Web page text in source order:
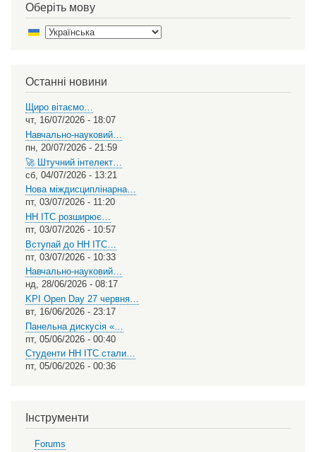
Оберіть мову
Останні новини
Щиро вітаємо…
чт, 16/07/2026 - 18:07
Навчально-науковий…
пн, 20/07/2026 - 21:59
🚀 Штучний інтелект…
сб, 04/07/2026 - 13:21
Нова міждисциплінарна…
пт, 03/07/2026 - 11:20
НН ІТС розширює…
пт, 03/07/2026 - 10:57
Вступай до НН ІТС…
пт, 03/07/2026 - 10:33
Навчально-науковий…
нд, 28/06/2026 - 08:17
KPI Open Day 27 червня…
вт, 16/06/2026 - 23:17
Панельна дискусія «…
пт, 05/06/2026 - 00:40
Студенти НН ІТС стали…
пт, 05/06/2026 - 00:36
Інструменти
Forums